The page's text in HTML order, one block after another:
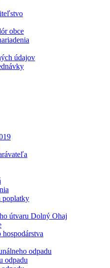
obce
údajov
poplatky
útvaru Dolný Ohaj
odpadu
odpadu